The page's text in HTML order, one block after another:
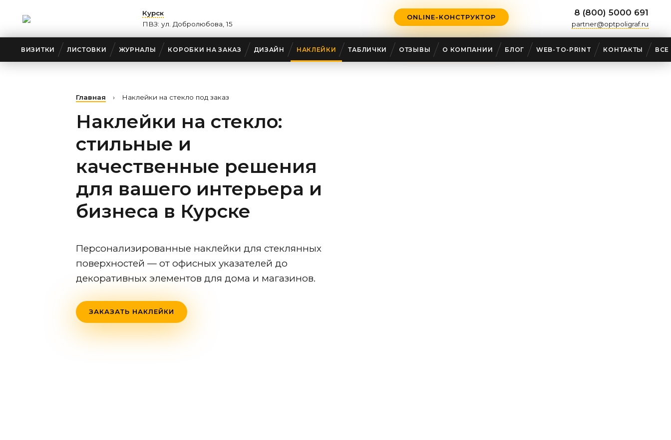
Курск
ПВЗ: ул. Добролюбова, 15
ONLINE-КОНСТРУКТОР 8 (800) 5000 691
partner@optpoligraf.ru
ВИЗИТКИ ЛИСТОВКИ ЖУРНАЛЫ КОРОБКИ НА ЗАКАЗ ДИЗАЙН НАКЛЕЙКИ ТАБЛИЧКИ ОТЗЫВЫ О КОМПАНИИ БЛОГ WEB-TO-PRINT КОНТАКТЫ ВСЕ
Главная › Наклейки на стекло под заказ
Наклейки на стекло:
стильные и
качественные решения
для вашего интерьера и
бизнеса в Курске
Персонализированные наклейки для стеклянных
поверхностей — от офисных указателей до
декоративных элементов для дома и магазинов.
ЗАКАЗАТЬ НАКЛЕЙКИ